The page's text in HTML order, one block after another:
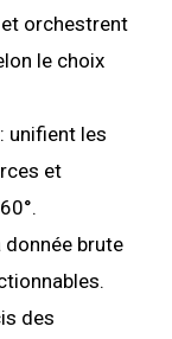
orchestrent
le choix
unifient les
et
brute
des